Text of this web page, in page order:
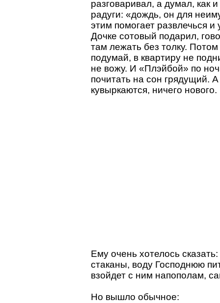
разговаривал, а думал, как
радуги: «дождь, он для
этим помогает развлечься и
Дочке сотовый подарил,
там лежать без толку.
подумай, в квартиру не
не вожу. И «Плэйбой» по
почитать на сон грядущий.
кувыркаются, ничего
Ему очень хотелось
стаканы, воду Господнюю
взойдет с ним напополам,
Но вышло обычное: